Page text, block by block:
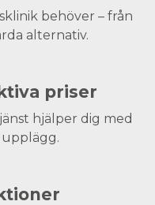
behöver – från
alternativ.
priser
hjälper dig med